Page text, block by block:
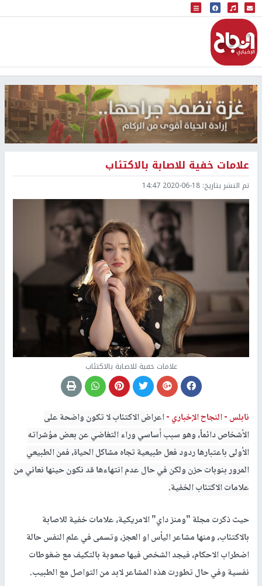
البث المباشر
إذاعة النجاح
علامات خفية للاصابة بالاكتئاب
تم النشر بتاريخ: 2020-06-18 14:47
علامات خفية للاصابة بالاكتئاب
نابلس -النجاح الإخباري -اعراض الاكتئاب لا تكون واضحة على
الأشخاص دائماً، وهو سبب أساسي وراء التغاضي عن بعض مؤشراته
الأولى باعتبارها ردود فعل طبيعية تجاه مشاكل الحياة، فمن الطبيعي
المرور بنوبات حزن ولكن في حال عدم انتهاءها قد نكون حينها نعاني من
علامات الاكتئاب الخفية.
حيث ذكرت مجلة "ومنز داي" الامريكية، علامات خفية للاصابة
بالاكتئاب، ومنها مشاعر اليأس او العجز، وتسمى في علم النفس حالة
اضطراب الاحكام، فيجد الشخص فيها صعوبة بالتكيف مع ضغوطات
نفسية وفي حال تطورت هذه المشاعر لابد من التواصل مع الطبيب.